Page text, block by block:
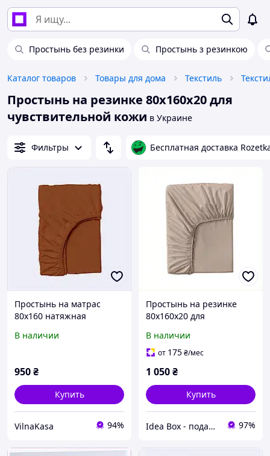
Простынь без резинки Простынь з резинкою
Каталог товаров Товары для дома Текстиль
Простынь на резинке 80х160х20 для
чувствительной кожи в Украине
Фильтры Бесплатная доставка
Простынь на матрас
80х160 натяжная
769C3H292
В наличии
950₴
Купить
VilnaKasa 94%
Простынь на резинке
80х160х20 для
8M5672TC26
В наличии
от 175₴/мес
1 050₴
Купить
Idea Box - подарки для всей семьи 97%